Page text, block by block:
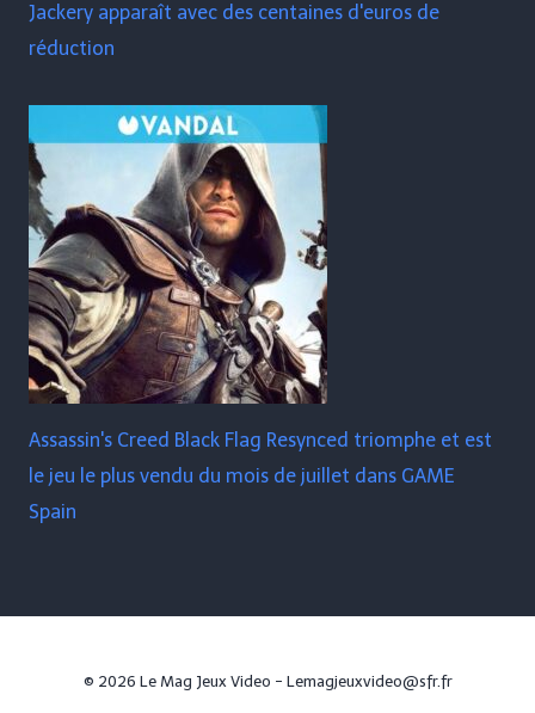
Jackery apparaît avec des centaines d'euros de
réduction
Assassin's Creed Black Flag Resynced triomphe et est
le jeu le plus vendu du mois de juillet dans GAME
Spain
© 2026 Le Mag Jeux Video - Lemagjeuxvideo@sfr.fr